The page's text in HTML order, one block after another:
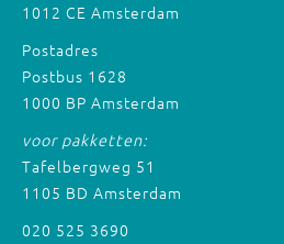
1012 CE Amsterdam
Postadres
Postbus 1628
1000 BP Amsterdam
voor pakketten:
Tafelbergweg 51
1105 BD Amsterdam
020 525 3690